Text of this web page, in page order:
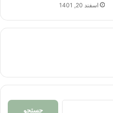
اسفند 20, 1401
جستجو